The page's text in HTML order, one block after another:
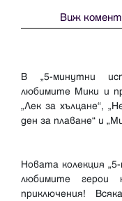
Виж
В „5-минутни
любимите Мики и
„Лек за хълцане“,
ден за плаване“ и
Новата колекция
любимите герои
приключения!